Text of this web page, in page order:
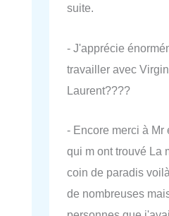
suite.
- J'apprécie
travailler avec
Laurent????
- Encore merci à Mr
qui m ont trouvé La
coin de paradis
de nombreuses